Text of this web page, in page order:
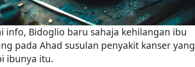
info, Bidoglio baru sahaja kehilangan ibu
pada Ahad susulan penyakit kanser yang
ibunya itu.